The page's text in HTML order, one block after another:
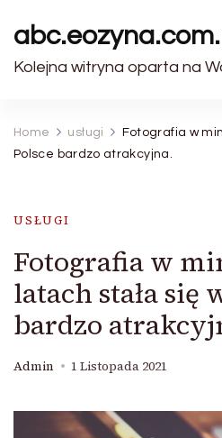
Kolejna witryna oparta na
Home usługi
Fotografia w
Polsce bardzo atrakcyjna.
USŁUGI
Fotografia w
latach stała się
bardzo
Admin 1 Listopada 2021